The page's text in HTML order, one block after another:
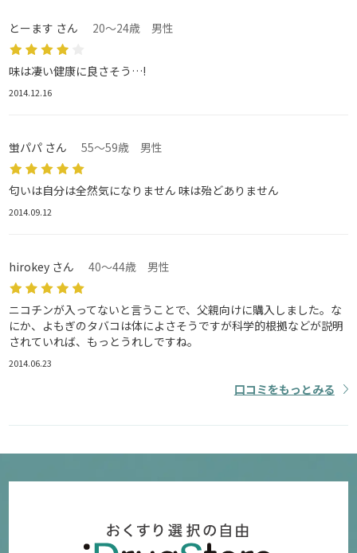
とーます さん 20～24歳 男性
味は凄い健康に良さそう…!
2014.12.16
蛍パパ さん 55～59歳 男性
匂いは自分は全然気になりません 味は殆どありません
2014.09.12
hirokey さん 40～44歳 男性
ニコチンが入ってないと言うことで、父親向けに購入しました。な
にか、よもぎのタバコは体によさそうですが科学的根拠などが説明
されていれば、もっとうれしですね。
2014.06.23
口コミをもっとみる